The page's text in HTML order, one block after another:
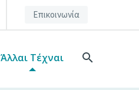
Επικοινωνία
Άλλαι Τέχναι